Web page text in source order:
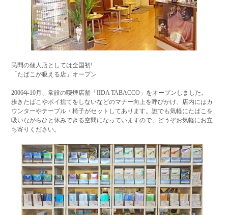
小田原観光
民間の個人店としては全国初!
「たばこが吸える店」オープン
2006年10月、常設の喫煙店舗「IIDA TABACCO」をオープンしました。
歩きたばこやポイ捨てをしないなどのマナー向上を呼びかけ、店内にはカ
ウンターやテーブル・椅子がセットしてあります。誰でも気軽にたばこを
吸いながらひと休みできる空間になっていますので、どうぞお気軽にお立
ち寄りください。